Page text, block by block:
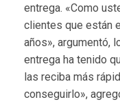
entrega. «Como
clientes que están
años», argumentó,
entrega ha tenido
las reciba más
conseguirlo»,